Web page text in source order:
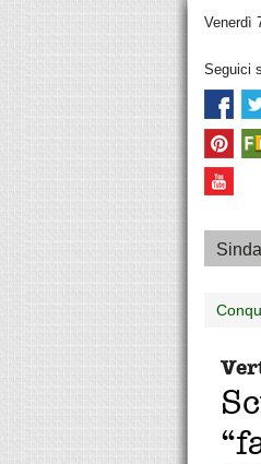
Venerdì
Seguici